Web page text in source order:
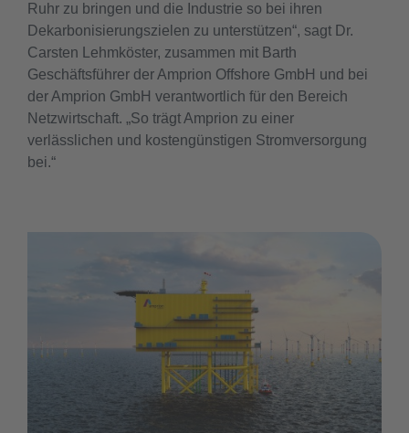
Ruhr zu bringen und die Industrie so bei ihren
Dekarbonisierungszielen zu unterstützen“, sagt Dr.
Carsten Lehmköster, zusammen mit Barth
Geschäftsführer der Amprion Offshore GmbH und bei
der Amprion GmbH verantwortlich für den Bereich
Netzwirtschaft. „So trägt Amprion zu einer
verlässlichen und kostengünstigen Stromversorgung
bei.“